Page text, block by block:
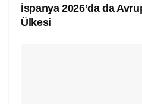
İspanya 2026’da da
Ülkesi